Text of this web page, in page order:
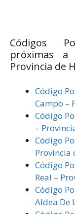
Códigos
próximas
Provincia de
Código
Campo –
Código
–
Código
Provincia
Código
Real –
Código
Aldea De